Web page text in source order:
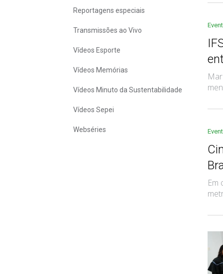
Reportagens especiais
Transmissões ao Vivo
Vídeos Esporte
Vídeos Memórias
Vídeos Minuto da Sustentabilidade
Vídeos Sepei
Webséries
Em